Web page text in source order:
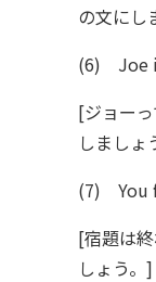
の文にし
(6) Joe
[ジョー
しましょ
(7) You
[宿題は
しょう。]